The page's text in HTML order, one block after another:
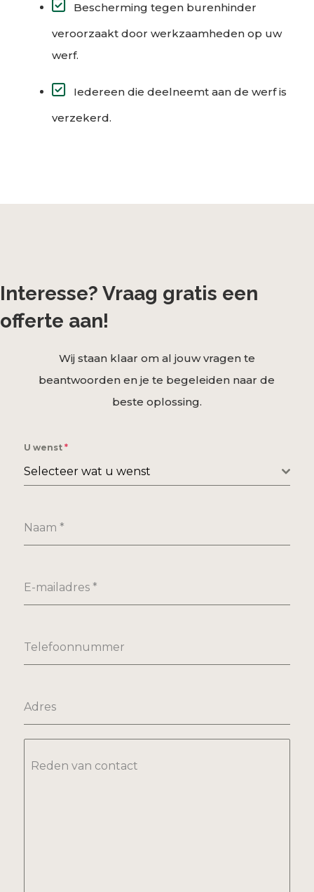
Bescherming tegen burenhinder
veroorzaakt door werkzaamheden op uw
werf.
Iedereen die deelneemt aan de werf is
verzekerd.
Interesse? Vraag gratis een
offerte aan!
Wij staan klaar om al jouw vragen te
beantwoorden en je te begeleiden naar de
beste oplossing.
U wenst *
Selecteer wat u wenst
Naam *
E-mailadres *
Telefoonnummer
Adres
Reden van contact